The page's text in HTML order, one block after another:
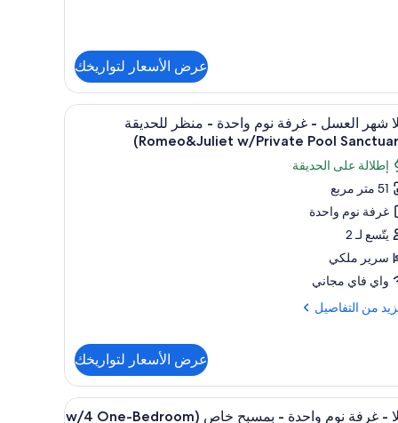
عرض الأسعار لتواريخك
لوح كي
w/
ميني بار وخزنة داخل الغرفة وستائر تعتيم
5
شهر العسل - غرفة نوم واحدة - منظر للحديقة
إطلالة على الحديقة
51 متر مربع
غرفة نوم واحدة
يتّسع لـ 2
سرير ملكي
واي فاي مجاني
من التفاصيل
عرض الأسعار لتواريخك
ميني بار وخزنة داخل الغرفة وستائر تعتيم
12
فيلا - غرفة نوم واحدة - بمسبح خاص (w/4 One-Bedroom